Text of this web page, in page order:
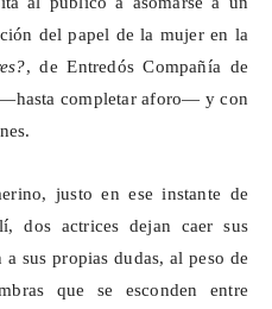
del papel de la mujer en la
, de Entredós Compañía de
completar aforo— y con
justo en ese instante de
dos actrices dejan caer sus
a sus propias dudas, al peso de
que se esconden entre